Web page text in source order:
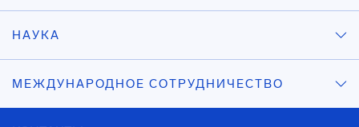
НАУКА
МЕЖДУНАРОДНОЕ СОТРУДНИЧЕСТВО